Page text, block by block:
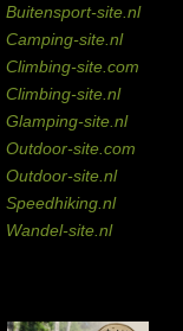
Buitensport-site.nl
Camping-site.nl
Climbing-site.com
Climbing-site.nl
Glamping-site.nl
Outdoor-site.com
Outdoor-site.nl
Speedhiking.nl
Wandel-site.nl